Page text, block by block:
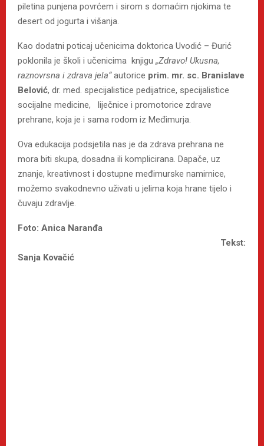
piletina punjena povrćem i sirom s domaćim njokima te
desert od jogurta i višanja.
Kao dodatni poticaj učenicima doktorica Uvodić – Đurić
poklonila je školi i učenicima knjigu „Zdravo! Ukusna,
raznovrsna i zdrava jela“autorice prim. mr. sc. Branislave
Belović, dr. med. specijalistice pedijatrice, specijalistice
socijalne medicine, liječnice i promotorice zdrave
prehrane, koja je i sama rodom iz Međimurja.
Ova edukacija podsjetila nas je da zdrava prehrana ne
mora biti skupa, dosadna ili komplicirana. Dapače, uz
znanje, kreativnost i dostupne međimurske namirnice,
možemo svakodnevno uživati u jelima koja hrane tijelo i
čuvaju zdravlje.
Foto: Anica Naranđa
Tekst:
Sanja Kovačić